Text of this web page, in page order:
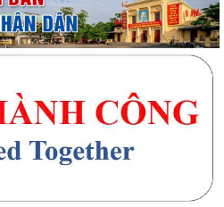
buổi gặp mặt kỷ niệm 65 năm Thảm
Đảng ủy xã Trần Phú về dự sinh hoạt
HĐND xã Trần Phú về dự sinh hoạt